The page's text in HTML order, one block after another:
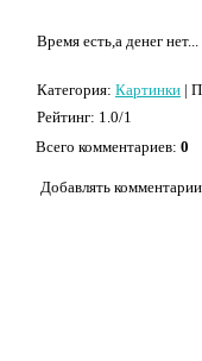
Время есть,а денег нет...
Категория: Картинки |
Рейтинг: 1.0/1
Всего комментариев: 0
Добавлять